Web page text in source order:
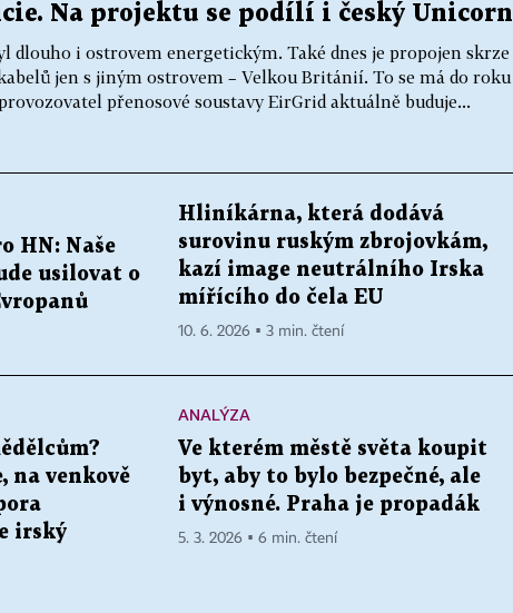
Na projektu se podílí i český Unicorn
dlouho i ostrovem energetickým. Také dnes je propojen skrze
jen s jiným ostrovem – Velkou Británií. To se má do roku
přenosové soustavy EirGrid aktuálně buduje...
HN: Naše
usilovat o
Hliníkárna, která dodává
surovinu ruským zbrojovkám,
kazí image neutrálního Irska
mířícího do čela EU
10. 6. 2026 ▪ 3 min. čtení
na venkově
irský
ANALÝZA
Ve kterém městě světa koupit
byt, aby to bylo bezpečné, ale
i výnosné. Praha je propadák
5. 3. 2026 ▪ 6 min. čtení